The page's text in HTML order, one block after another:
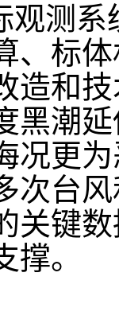
观测
、标
造和
黑潮
况更
次台
关键
。